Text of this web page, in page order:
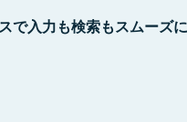
で入力も検索もスムーズ